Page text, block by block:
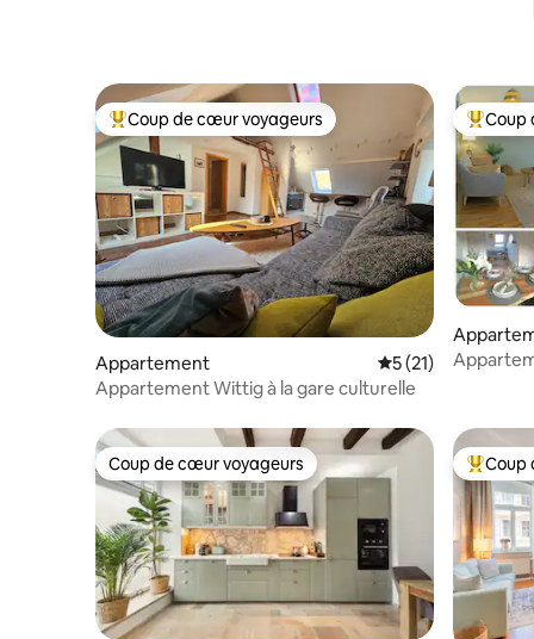
Coups de cœur voyageurs les plus appréciés
Coup de cœur voyageurs
Appartement Évaluation
5 (21)
Appartement Wittig à la gare culturelle
Coups
Coup
Coup de cœur voyageurs
Coup de cœur voyageurs Coups
Coup